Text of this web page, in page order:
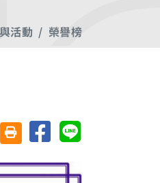
活動 榮譽榜
友善列印(另開視窗)
分享至臉書分享至 Line